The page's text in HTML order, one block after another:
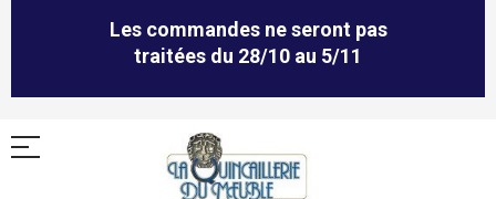
Les commandes ne seront pas
traitées du 28/10 au 5/11